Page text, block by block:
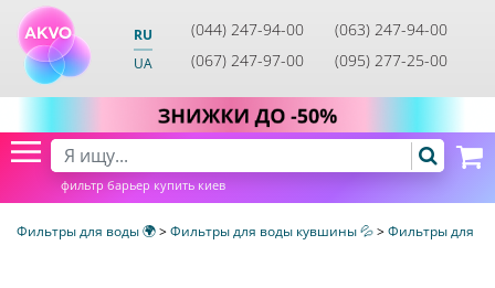
RU
UA
(044) 247-94-00
(063) 247-94-00
(067) 247-97-00
(095) 277-25-00
фильтр барьер купить киев
Фильтры для воды 🌍>Фильтры для воды кувшины 💦>Фильтры для